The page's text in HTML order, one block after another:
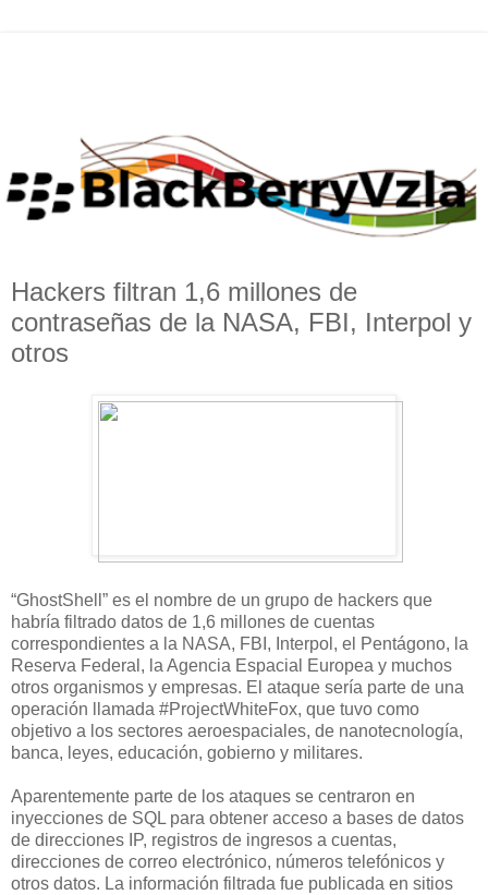
Hackers filtran 1,6 millones de
contraseñas de la NASA, FBI, Interpol y
otros
“GhostShell” es el nombre de un grupo de hackers que
habría filtrado datos de 1,6 millones de cuentas
correspondientes a la NASA, FBI, Interpol, el Pentágono, la
Reserva Federal, la Agencia Espacial Europea y muchos
otros organismos y empresas. El ataque sería parte de una
operación llamada #ProjectWhiteFox, que tuvo como
objetivo a los sectores aeroespaciales, de nanotecnología,
banca, leyes, educación, gobierno y militares.
Aparentemente parte de los ataques se centraron en
inyecciones de SQL para obtener acceso a bases de datos
de direcciones IP, registros de ingresos a cuentas,
direcciones de correo electrónico, números telefónicos y
otros datos. La información filtrada fue publicada en sitios